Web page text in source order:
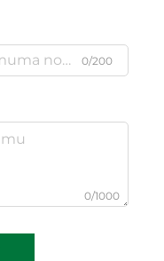
0/200
0/1000